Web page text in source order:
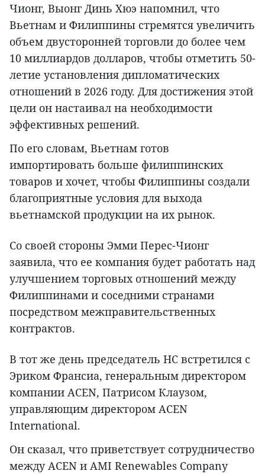
Чионг, Выонг Динь Хюэ напомнил, что
Вьетнам и Филиппины стремятся увеличить
объем двусторонней торговли до более чем
10 миллиардов долларов, чтобы отметить 50-
летие установления дипломатических
отношений в 2026 году. Для достижения этой
цели он настаивал на необходимости
эффективных решений.
По его словам, Вьетнам готов
импортировать больше филиппинских
товаров и хочет, чтобы Филиппины создали
благоприятные условия для выхода
вьетнамской продукции на их рынок.
Со своей стороны Эмми Перес-Чионг
заявила, что ее компания будет работать над
улучшением торговых отношений между
Филиппинами и соседними странами
посредством межправительственных
контрактов.
В тот же день председатель НС встретился с
Эриком Франсиа, генеральным директором
компании ACEN, Патрисом Клаузом,
управляющим директором ACEN
International.
Он сказал, что приветствует сотрудничество
между ACEN и AMI Renewables Company